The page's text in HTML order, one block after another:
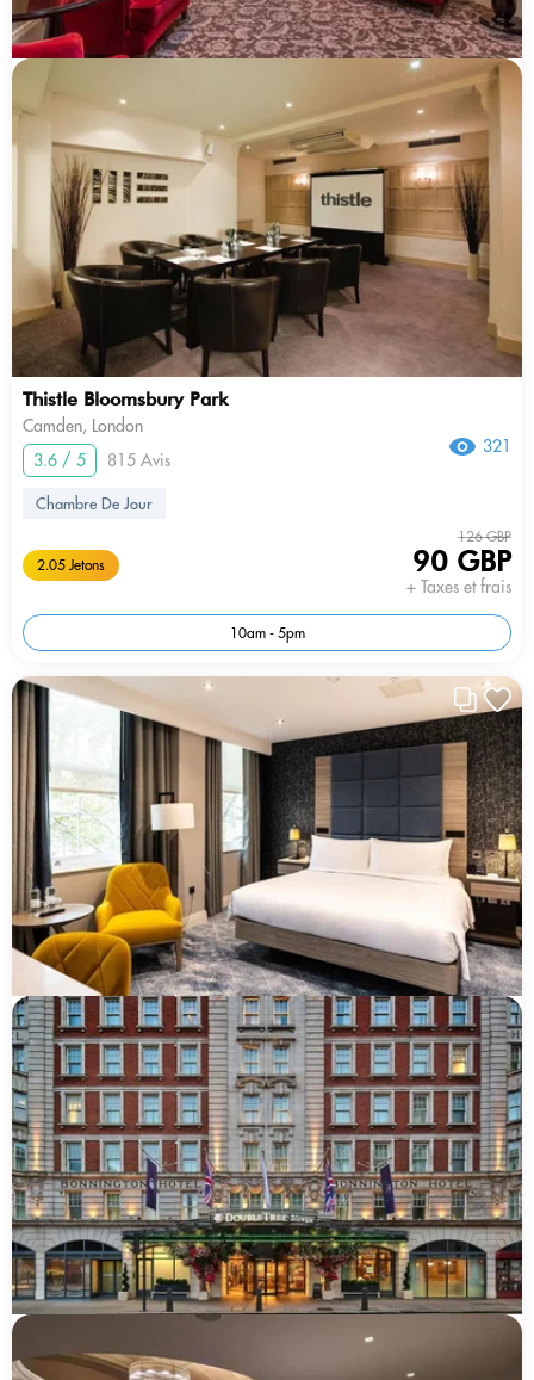
Thistle Bloomsbury Park
Camden, London
3.6 / 5
815 Avis
321
Chambre De Jour
2.05 Jetons
126 GBP
90 GBP
+ Taxes et frais
10am - 5pm